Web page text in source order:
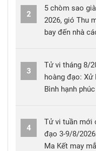
2
5 chòm sao
2026, gió Thu
bay đến nhà
3
Tử vi tháng 8/
hoàng đạo:
Bình hạnh phúc
4
Tử vi tuần mới
đạo 3-9/8/
Ma Kết may